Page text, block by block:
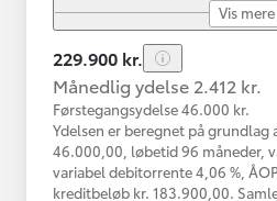
Vis mere
229.900 kr.
Månedlig ydelse 2.412 kr.
Førstegangsydelse 46.000 kr.
Ydelsen er beregnet på grundlag
46.000,00, løbetid 96 måneder,
variabel debitorrente 4,06 %,
kreditbeløb kr. 183.900,00.